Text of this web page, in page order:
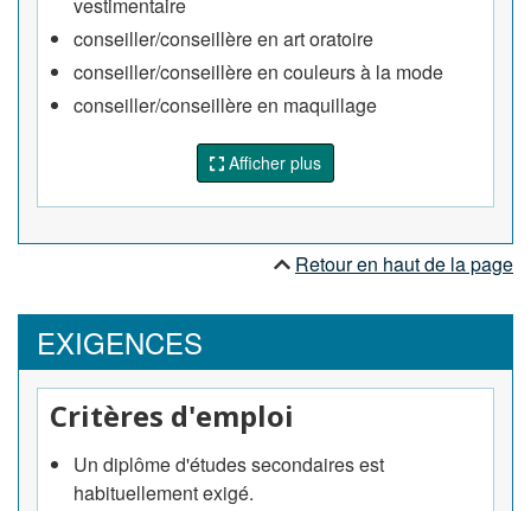
vêtements qui s'harmonisent à leur apparence.
Les conseillers en service de mariage
donnent des conseils sur le choix de la robe de
mariée, des arrangements floraux, des salles de
réception, des invitations et d'autres préparatifs
Les conseillers en perte de poids
administrent des programmes commerciaux de
perte de poids; donnent des conseils aux clients
fournissent des services de soutien connexes.
vestimentaire
conseiller/conseillère en art oratoire
conseiller/conseillère en couleurs à la mode
conseiller/conseillère en maquillage
Afficher plus
Retour en haut de la page
EXIGENCES
Critères d'emploi
Un diplôme d'études secondaires est
habituellement exigé.